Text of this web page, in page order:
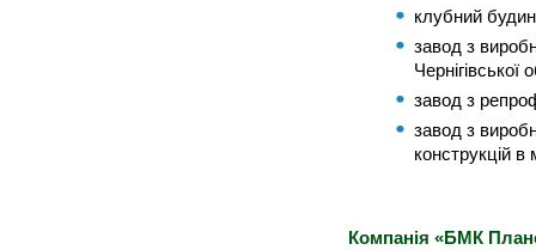
клубний
завод з
Чернігівської
завод з
завод з
конструкцій в
Компанія «БМК